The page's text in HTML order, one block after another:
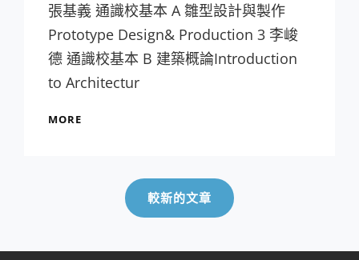
張基義 通識校基本 A 雛型設計與製作
Prototype Design& Production 3 李峻
德 通識校基本 B 建築概論Introduction
to Architectur
MORE
較新的文章